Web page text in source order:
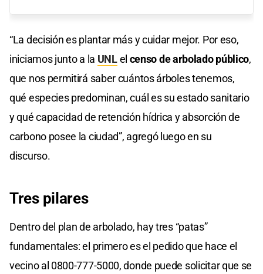
“La decisión es plantar más y cuidar mejor. Por eso,
iniciamos junto a la UNLel censo de arbolado público,
que nos permitirá saber cuántos árboles tenemos,
qué especies predominan, cuál es su estado sanitario
y qué capacidad de retención hídrica y absorción de
carbono posee la ciudad”, agregó luego en su
discurso.
Tres pilares
Dentro del plan de arbolado, hay tres “patas”
fundamentales: el primero es el pedido que hace el
vecino al 0800-777-5000, donde puede solicitar que se